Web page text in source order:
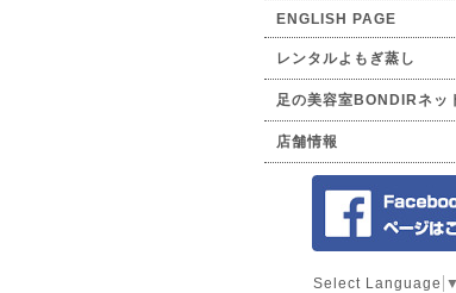
ENGLISH PAGE
レンタルよもぎ蒸し
足の美容室BONDIRネッ
店舗情報
Select Language ▼